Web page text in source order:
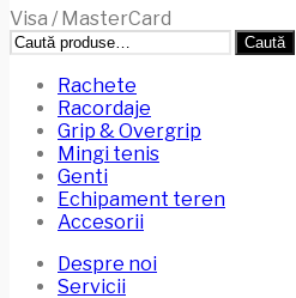
Visa / MasterCard
Caută
după:
Caută
Rachete
Racordaje
Grip & Overgrip
Mingi tenis
Genti
Echipament teren
Accesorii
Despre noi
Servicii